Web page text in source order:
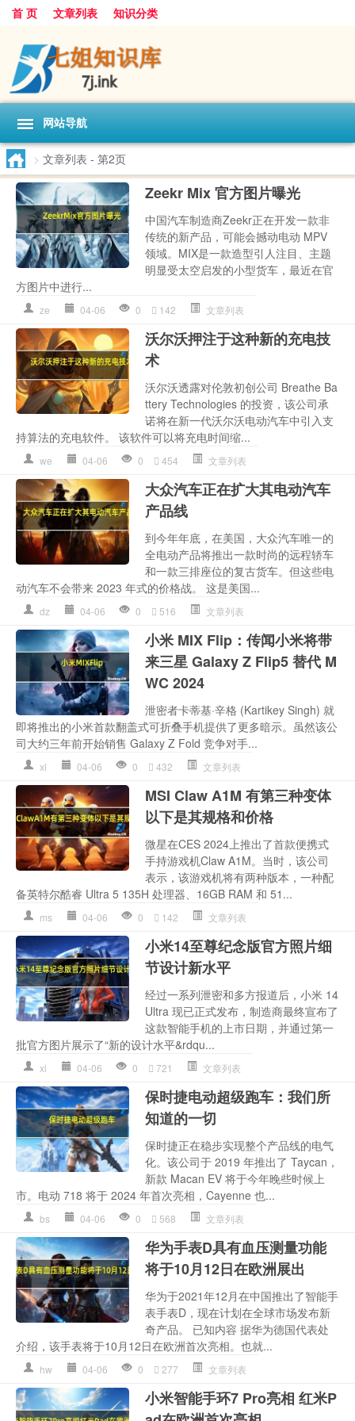
首 页 文章列表 知识分类
网站导航
> 文章列表 - 第2页
Zeekr Mix 官方图片曝光
中国汽车制造商Zeekr正在开发一款非
传统的新产品，可能会撼动电动 MPV
领域。MIX是一款造型引人注目、主题
明显受太空启发的小型货车，最近在官
方图片中进行...
ze 04-06 0 142 文章列表
沃尔沃押注于这种新的充电技
术
沃尔沃透露对伦敦初创公司 Breathe Ba
ttery Technologies 的投资，该公司承
诺将在新一代沃尔沃电动汽车中引入支
持算法的充电软件。 该软件可以将充电时间缩...
we 04-06 0 454 文章列表
大众汽车正在扩大其电动汽车
产品线
到今年年底，在美国，大众汽车唯一的
全电动产品将推出一款时尚的远程轿车
和一款三排座位的复古货车。但这些电
动汽车不会带来 2023 年式的价格战。 这是美国...
dz 04-06 0 516 文章列表
小米 MIX Flip：传闻小米将带
来三星 Galaxy Z Flip5 替代 M
WC 2024
泄密者卡蒂基·辛格 (Kartikey Singh) 就
即将推出的小米首款翻盖式可折叠手机提供了更多暗示。虽然该公
司大约三年前开始销售 Galaxy Z Fold 竞争对手...
xl 04-06 0 432 文章列表
MSI Claw A1M 有第三种变体
以下是其规格和价格
微星在CES 2024上推出了首款便携式
手持游戏机Claw A1M。当时，该公司
表示，该游戏机将有两种版本，一种配
备英特尔酷睿 Ultra 5 135H 处理器、16GB RAM 和 51...
ms 04-06 0 142 文章列表
小米14至尊纪念版官方照片细
节设计新水平
经过一系列泄密和多方报道后，小米 14
Ultra 现已正式发布，制造商最终宣布了
这款智能手机的上市日期，并通过第一
批官方图片展示了“新的设计水平&rdqu...
xl 04-06 0 721 文章列表
保时捷电动超级跑车：我们所
知道的一切
保时捷正在稳步实现整个产品线的电气
化。该公司于 2019 年推出了 Taycan，
新款 Macan EV 将于今年晚些时候上
市。电动 718 将于 2024 年首次亮相，Cayenne 也...
bs 04-06 0 568 文章列表
华为手表D具有血压测量功能
将于10月12日在欧洲展出
华为于2021年12月在中国推出了智能手
表手表D，现在计划在全球市场发布新
奇产品。 已知内容 据华为德国代表处
介绍，该手表将于10月12日在欧洲首次亮相。也就...
hw 04-06 0 277 文章列表
小米智能手环7 Pro亮相 红米P